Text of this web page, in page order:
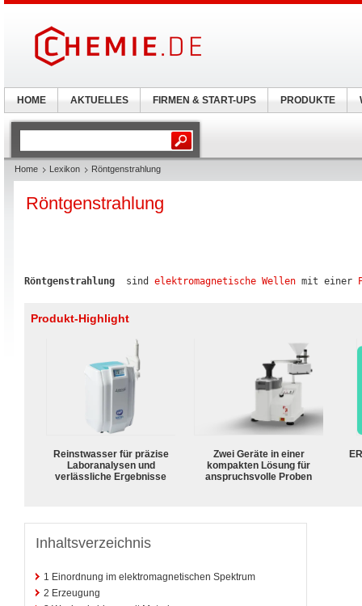
Home Lexikon Röntgenstrahlung
Röntgenstrahlung
Röntgenstrahlung
  sind
elektromagnetische Wellen mit einer
Produkt-Highlight
Reinstwasser für präzise
Laboranalysen und
verlässliche Ergebnisse
Zwei Geräte in einer
kompakten Lösung für
anspruchsvolle Proben
Inhaltsverzeichnis
1 Einordnung im elektromagnetischen Spektrum
2 Erzeugung
HOME AKTUELLES FIRMEN & START-UPS PRODUKTE